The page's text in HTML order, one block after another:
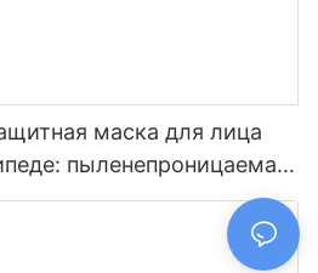
маска для лица
пыленепроницаемая
солнца на открытом